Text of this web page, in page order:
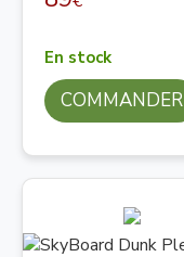
En stock
COMMANDER